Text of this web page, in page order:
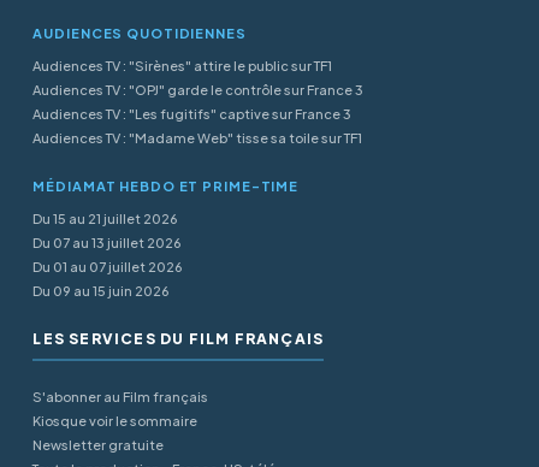
AUDIENCES QUOTIDIENNES
Audiences TV : "Sirènes" attire le public sur TF1
Audiences TV : "OPJ" garde le contrôle sur France 3
Audiences TV : "Les fugitifs" captive sur France 3
Audiences TV : "Madame Web" tisse sa toile sur TF1
MÉDIAMAT HEBDO ET PRIME-TIME
Du 15 au 21 juillet 2026
Du 07 au 13 juillet 2026
Du 01 au 07 juillet 2026
Du 09 au 15 juin 2026
LES SERVICES DU FILM FRANÇAIS
S'abonner au Film français
Kiosque voir le sommaire
Newsletter gratuite